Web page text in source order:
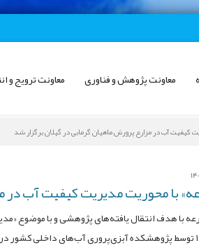
معاونت پژوهش و فناوری معاونت ترویج و
کیفیت آب در مزارع پرورش ماهیان گرمابی در گیلان برگزار شد
با محوریت مدیریت کیفیت آب در
با هدف انتقال یافته‌های پژوهشی و با موضوع